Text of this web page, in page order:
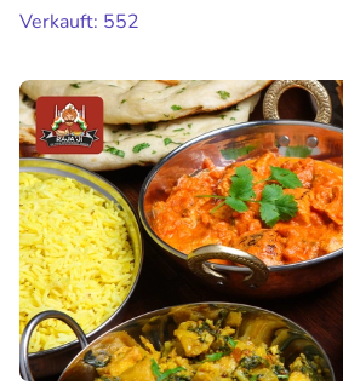
Verkauft: 552